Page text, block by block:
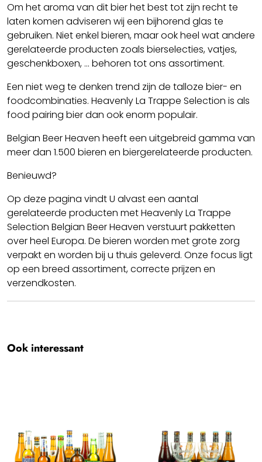
Om het aroma van dit bier het best tot zijn recht te
laten komen adviseren wij een bijhorend glas te
gebruiken. Niet enkel bieren, maar ook heel wat andere
gerelateerde producten zoals bierselecties, vatjes,
geschenkboxen, ... behoren tot ons assortiment.
Een niet weg te denken trend zijn de talloze bier- en
foodcombinaties. Heavenly La Trappe Selection is als
food pairing bier dan ook enorm populair.
Belgian Beer Heaven heeft een uitgebreid gamma van
meer dan 1.500 bieren en biergerelateerde producten.
Benieuwd?
Op deze pagina vindt U alvast een aantal
gerelateerde producten met Heavenly La Trappe
Selection Belgian Beer Heaven verstuurt pakketten
over heel Europa. De bieren worden met grote zorg
verpakt en worden bij u thuis geleverd. Onze focus ligt
op een breed assortiment, correcte prijzen en
verzendkosten.
Team BBH
Ook interessant